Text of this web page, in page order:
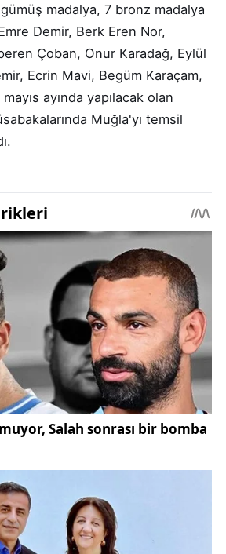
madalya, 7 bronz madalya
Demir, Berk Eren Nor,
Çoban, Onur Karadağ, Eylül
Ecrin Mavi, Begüm Karaçam,
ayında yapılacak olan
Muğla'yı temsil